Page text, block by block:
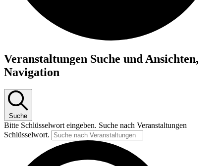
Veranstaltungen
Veranstaltungen Suche und Ansichten,
Navigation
Suche
Bitte Schlüsselwort eingeben. Suche nach Veranstaltungen
Schlüsselwort.